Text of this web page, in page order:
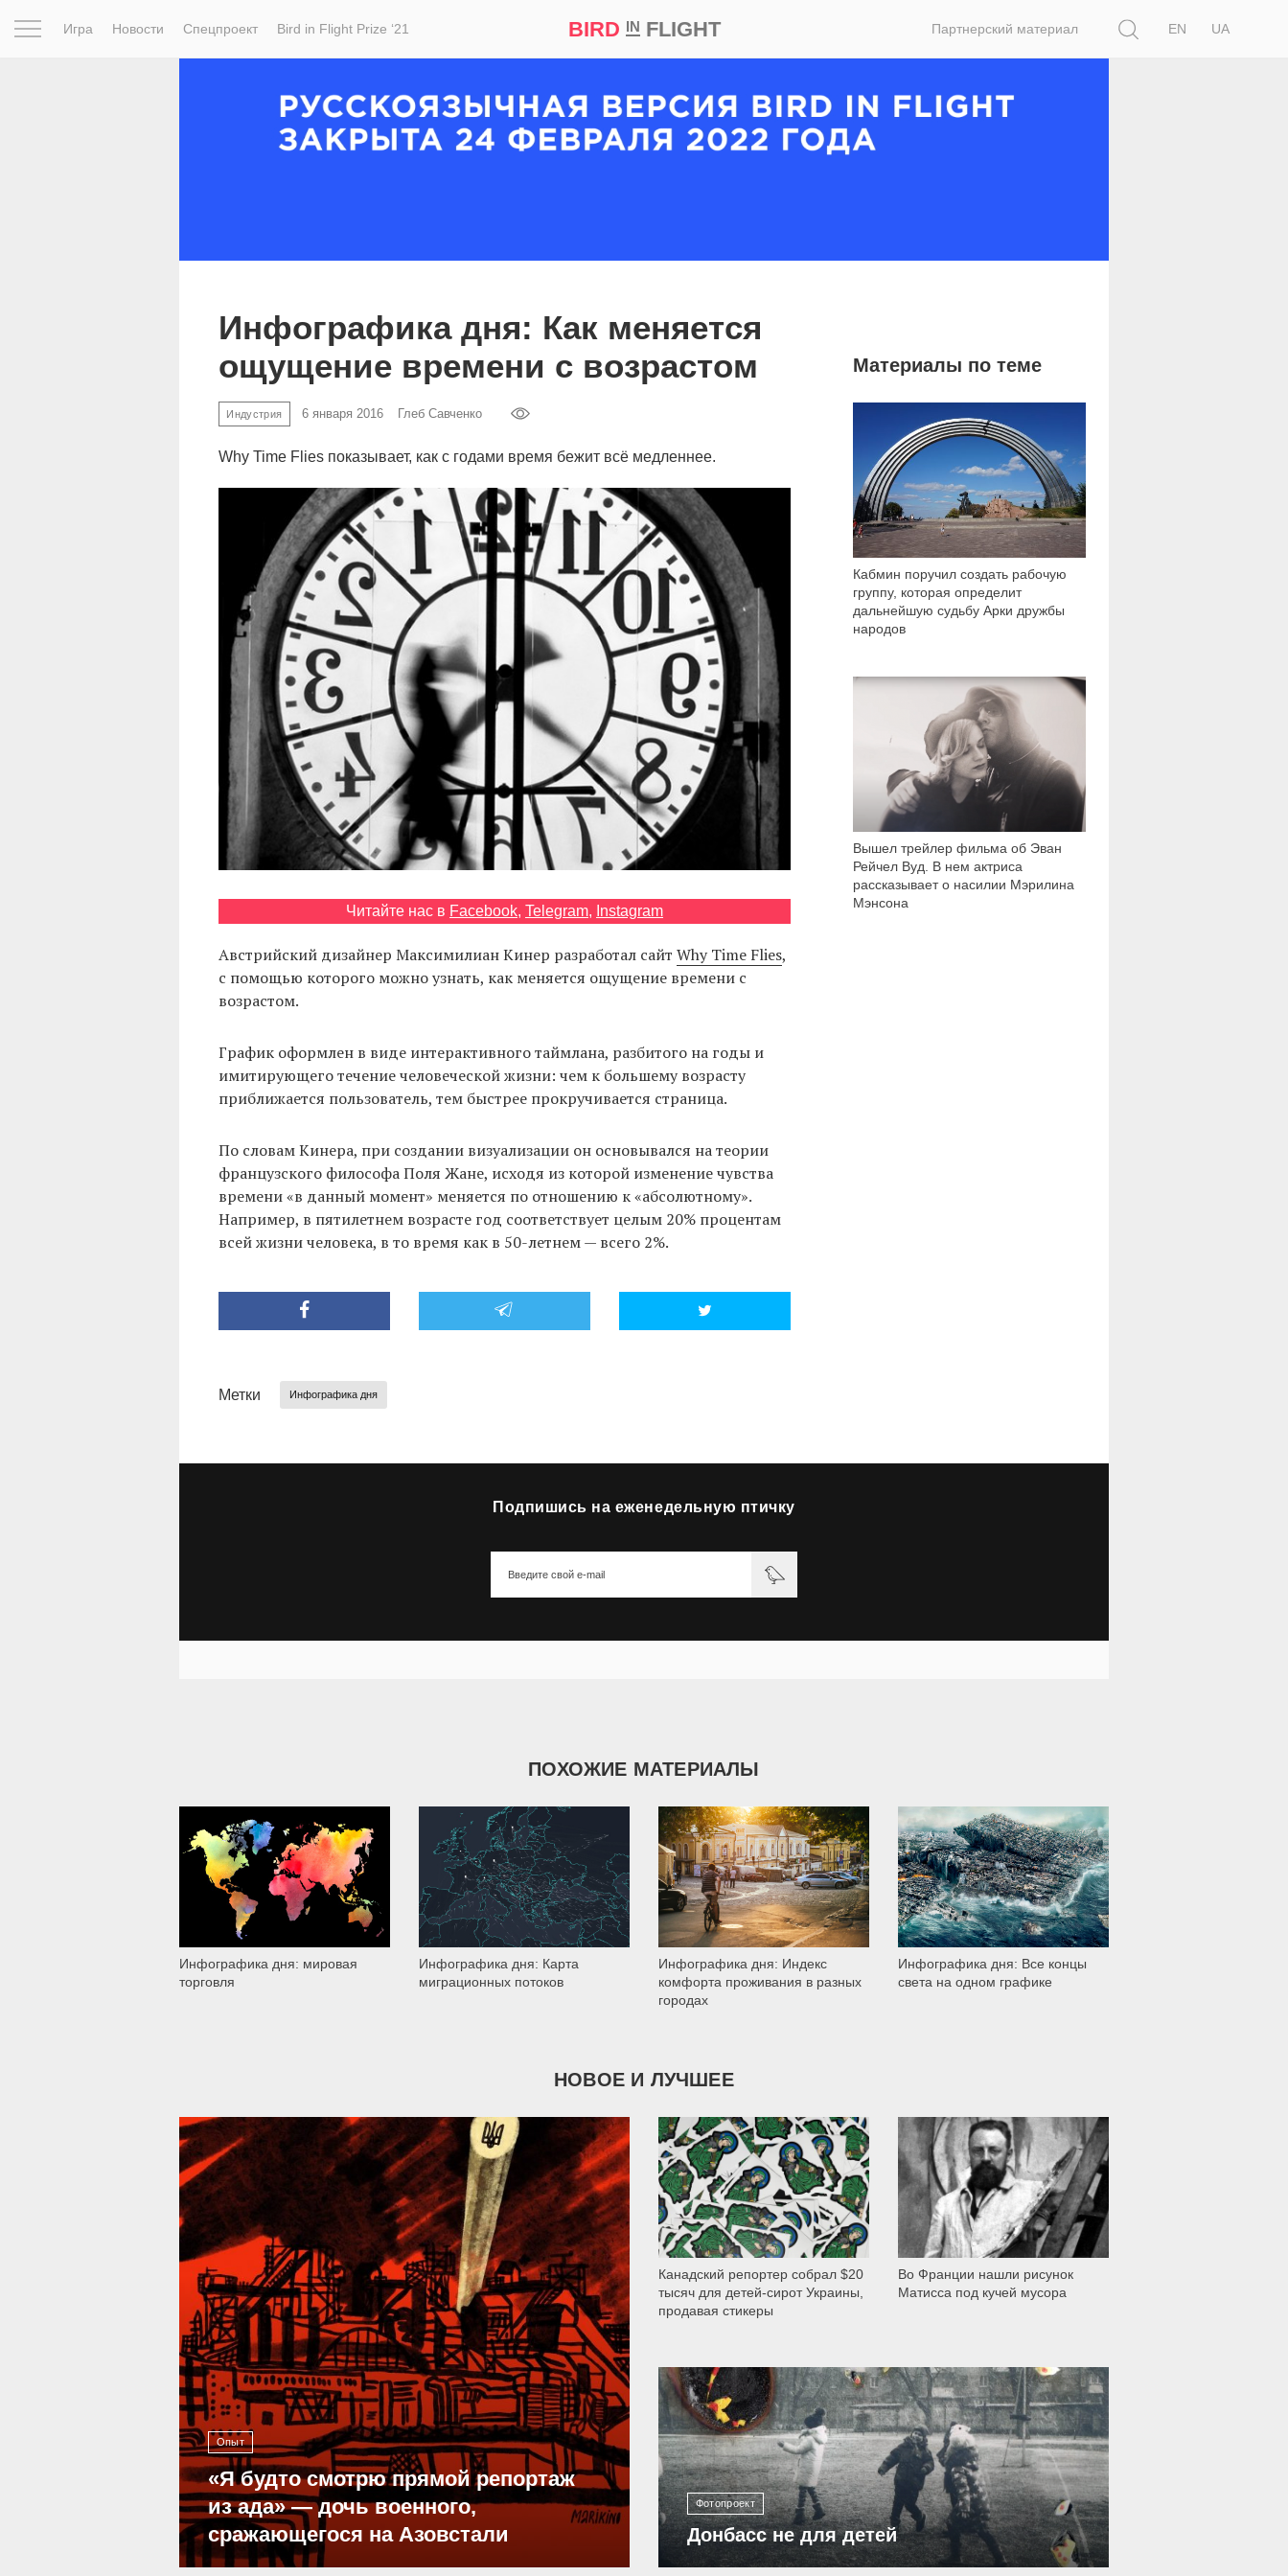
Игра Новости Спецпроект Bird in Flight Prize ‘21 BIRD INFLIGHT Партнерский материал
EN
UA
Инфографика дня: Как меняется
ощущение времени с возрастом
Индустрия 6 января 2016 Глеб Савченко
Why Time Flies показывает, как с годами время бежит всё медленнее.
Читайте нас в Facebook, Telegram, Instagram
Австрийский дизайнер Максимилиан Кинер разработал сайт Why Time Flies,
с помощью которого можно узнать, как меняется ощущение времени с
возрастом.
График оформлен в виде интерактивного таймлана, разбитого на годы и
имитирующего течение человеческой жизни: чем к большему возрасту
приближается пользователь, тем быстрее прокручивается страница.
По словам Кинера, при создании визуализации он основывался на теории
французского философа Поля Жане, исходя из которой изменение чувства
времени «в данный момент» меняется по отношению к «абсолютному».
Например, в пятилетнем возрасте год соответствует целым 20% процентам
всей жизни человека, в то время как в 50-летнем — всего 2%.
Метки Инфографика дня
Материалы по теме
Кабмин поручил создать рабочую
группу, которая определит
дальнейшую судьбу Арки дружбы
народов
9 786
Вышел трейлер фильма об Эван
Рейчел Вуд. В нем актриса
рассказывает о насилии Мэрилина
Мэнсона
Подпишись на еженедельную птичку
ПОХОЖИЕ МАТЕРИАЛЫ
Инфографика дня: мировая
торговля
3 672
Инфографика дня: Карта
миграционных потоков
2 013
Инфографика дня: Индекс
комфорта проживания в разных
городах
1 614
Инфографика дня: Все концы
света на одном графике
3 336
НОВОЕ И ЛУЧШЕЕ
Опыт
«Я будто смотрю прямой репортаж
из ада» — дочь военного,
сражающегося на Азовстали
39 287
Канадский репортер собрал $20
тысяч для детей-сирот Украины,
продавая стикеры
2 803
Во Франции нашли рисунок
Матисса под кучей мусора
3 202
Фотопроект
Донбасс не для детей
12 298